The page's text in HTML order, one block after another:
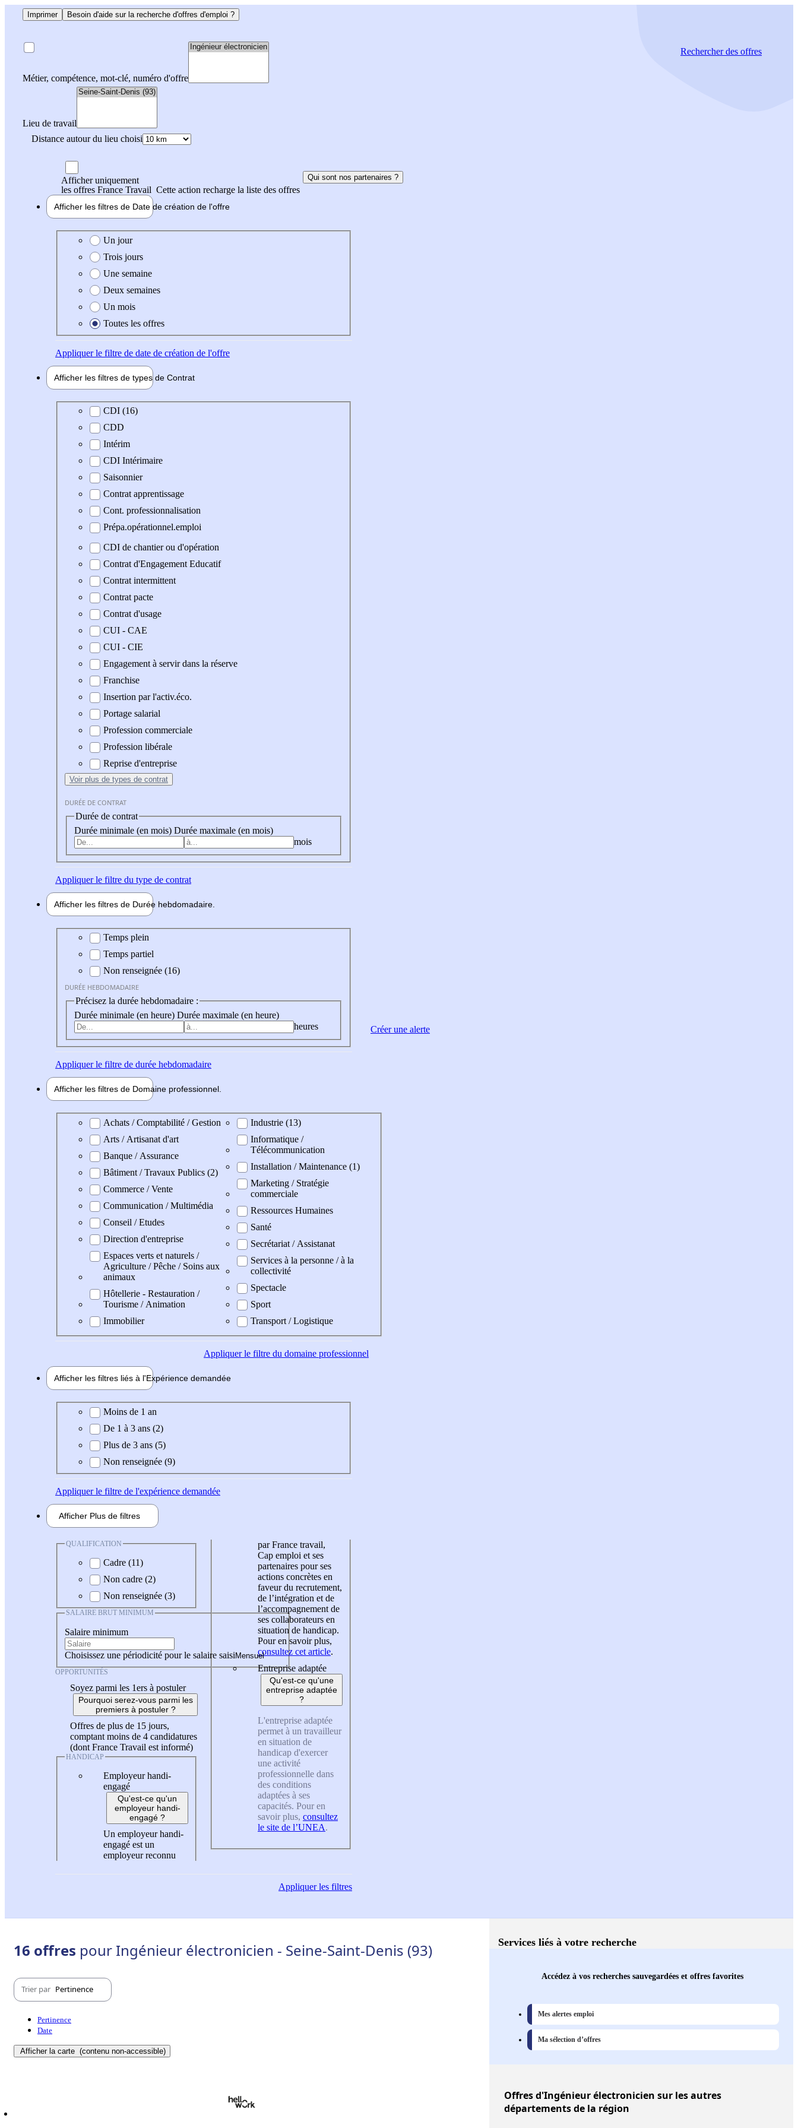
Imprimer Besoin d'aide sur la recherche d'offres d'emploi ?
Métier, compétence, mot-clé, numéro d'offre
Lieu de travail
Distance autour du lieu choisi
Rechercherdes offres
Afficher uniquement
les offres France Travail Cette action recharge la liste des offres
Qui sont nos partenaires ?
Afficher les filtres de Date de création de l'offre
Date de création de l'offre
Un jour
Trois jours
Une semaine
Deux semaines
Un mois
Toutes les offres
Appliquerle filtre de date de création de l'offre
Afficher les filtres de types de Contrat
Type de contratCDI (16)
CDD
Intérim
CDI Intérimaire
Saisonnier
Contrat apprentissage
Cont. professionnalisation
Prépa.opérationnel.emploi
CDI de chantier ou d'opération
Contrat d'Engagement Educatif
Contrat intermittent
Contrat pacte
Contrat d'usage
CUI - CAE
CUI - CIE
Engagement à servir dans la réserve
Franchise
Insertion par l'activ.éco.
Portage salarial
Profession commerciale
Profession libérale
Reprise d'entreprise
Voir plus de types de contrat
DURÉE DE CONTRAT
Durée de contrat
Durée minimale (en mois) Durée maximale (en mois)
mois
Appliquerle filtre du type de contrat
Afficher les filtres de Durée hebdomadaire
Durée hebdomadaire
Temps plein
Temps partiel
Non renseignée (16)
DURÉE HEBDOMADAIRE
Précisez la durée hebdomadaire :
Durée minimale (en heure) Durée maximale (en heure)
heures
Appliquerle filtre de durée hebdomadaire
Afficher les filtres de Domaine professionnel
Domaine professionel
Achats / Comptabilité / Gestion
Arts / Artisanat d'art
Banque / Assurance
Bâtiment / Travaux Publics (2)
Commerce / Vente
Communication / Multimédia
Conseil / Etudes
Direction d'entreprise
Espaces verts et naturels /
Agriculture / Pêche / Soins aux
animaux
Hôtellerie - Restauration /
Tourisme / Animation
Immobilier
Industrie (13)
Informatique /
Télécommunication
Installation / Maintenance (1)
Marketing / Stratégie
commerciale
Ressources Humaines
Santé
Secrétariat / Assistanat
Services à la personne / à la
collectivité
Spectacle
Sport
Transport / Logistique
Appliquerle filtre du domaine professionnel
Afficher les filtres liés à l'Expérience demandée
Expérience demandée
Moins de 1 an
De 1 à 3 ans (2)
Plus de 3 ans (5)
Non renseignée (9)
Appliquerle filtre de l'expérience demandée
Afficher Plus de filtres
QUALIFICATION
Cadre (11)
Non cadre (2)
Non renseignée (3)
SALAIRE BRUT MINIMUM
Salaire minimum
Choisissez une périodicité pour le salaire saisi
OPPORTUNITÉS
Soyez parmi les 1ers à postuler
Pourquoi serez-vous parmi les
premiers à postuler ?
Offres de plus de 15 jours,
comptant moins de 4 candidatures
(dont France Travail est informé)
HANDICAP
Employeur handi-
engagé
Qu'est-ce qu'un
employeur handi-
engagé ?
Un employeur handi-
engagé est un
employeur reconnu
par France travail,
Cap emploi et ses
partenaires pour ses
actions concrètes en
faveur du recrutement,
de l’intégration et de
l’accompagnement de
ses collaborateurs en
situation de handicap.
Pour en savoir plus,
consultez cet article.
Entreprise adaptée
Qu'est-ce qu'une
entreprise adaptée
?
L'entreprise adaptée
permet à un travailleur
en situation de
handicap d'exercer
une activité
professionnelle dans
des conditions
adaptées à ses
capacités. Pour en
savoir plus, consultez
le site de l’UNEA.
Appliquerles filtres
Créer une alerte
16 offres pour Ingénieur électronicien - Seine-Saint-Denis (93)
Trier par Pertinence
Pertinence
Date
Afficher la carte (contenu non-accessible)
Services liés à votre recherche
Accédez à vos recherches sauvegardées et offres favorites
Mes alertes emploi
Ma sélection d’offres
Offresd'Ingénieur électronicien sur les autres
départements de la région